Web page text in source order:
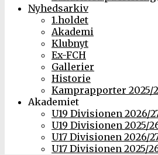
Nyhedsarkiv
1.holdet
Akademi
Klubnyt
Ex-FCH
Gallerier
Historie
Kamprapporter 2025/
Akademiet
U19 Divisionen 2026/
U19 Divisionen 2025/
U17 Divisionen 2026/
U17 Divisionen 2025/